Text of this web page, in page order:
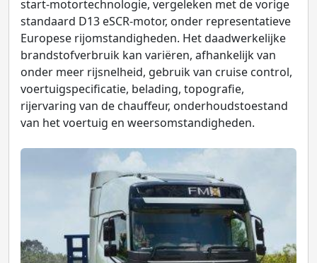
start‑motortechnologie, vergeleken met de vorige
standaard D13 eSCR‑motor, onder representatieve
Europese rijomstandigheden. Het daadwerkelijke
brandstofverbruik kan variëren, afhankelijk van
onder meer rijsnelheid, gebruik van cruise control,
voertuigspecificatie, belading, topografie,
rijervaring van de chauffeur, onderhoudstoestand
van het voertuig en weersomstandigheden.